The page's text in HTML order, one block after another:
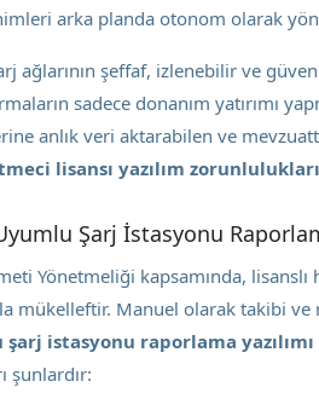
arka planda otonom olarak
ağlarının şeffaf, izlenebilir ve
sadece donanım yatırımı
anlık veri aktarabilen ve
lisansı yazılım zorunlulukları
Şarj İstasyonu
Yönetmeliği kapsamında,
mükelleftir. Manuel olarak takibi ve
istasyonu raporlama yazılımı
şunlardır: